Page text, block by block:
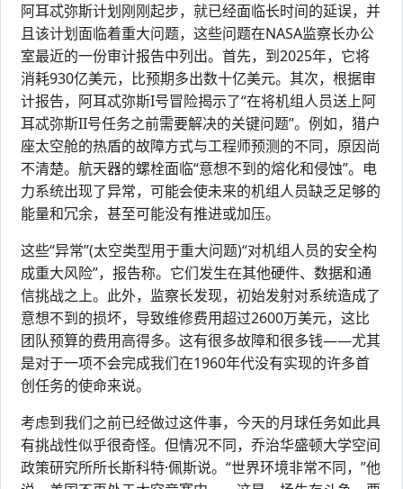
阿耳忒弥斯计划刚刚起步，就已经面临长时间的延误，并
且该计划面临着重大问题，这些问题在NASA监察长办公
室最近的一份审计报告中列出。首先，到2025年，它将
消耗930亿美元，比预期多出数十亿美元。其次，根据审
计报告，阿耳忒弥斯I号冒险揭示了“在将机组人员送上阿
耳忒弥斯II号任务之前需要解决的关键问题”。例如，猎户
座太空舱的热盾的故障方式与工程师预测的不同，原因尚
不清楚。航天器的螺栓面临“意想不到的熔化和侵蚀”。电
力系统出现了异常，可能会使未来的机组人员缺乏足够的
能量和冗余，甚至可能没有推进或加压。
这些“异常”(太空类型用于重大问题)“对机组人员的安全构
成重大风险”，报告称。它们发生在其他硬件、数据和通
信挑战之上。此外，监察长发现，初始发射对系统造成了
意想不到的损坏，导致维修费用超过2600万美元，这比
团队预算的费用高得多。这有很多故障和很多钱——尤其
是对于一项不会完成我们在1960年代没有实现的许多首
创任务的使命来说。
考虑到我们之前已经做过这件事，今天的月球任务如此具
有挑战性似乎很奇怪。但情况不同，乔治华盛顿大学空间
政策研究所所长斯科特·佩斯说。“世界环境非常不同，”他